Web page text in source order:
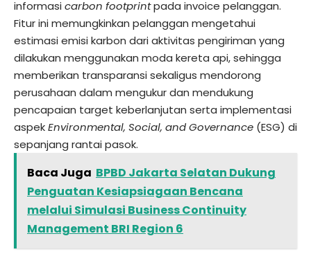
informasicarbon footprintpada invoice pelanggan.
Fitur ini memungkinkan pelanggan mengetahui
estimasi emisi karbon dari aktivitas pengiriman yang
dilakukan menggunakan moda kereta api, sehingga
memberikan transparansi sekaligus mendorong
perusahaan dalam mengukur dan mendukung
pencapaian target keberlanjutan serta implementasi
aspekEnvironmental, Social, and Governance (ESG) di
sepanjang rantai pasok.
Baca Juga BPBD Jakarta Selatan Dukung
Penguatan Kesiapsiagaan Bencana
melalui Simulasi Business Continuity
Management BRI Region 6